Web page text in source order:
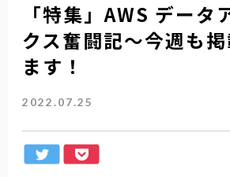
「特集」AWS データ
クス奮闘記～今週も
ます！
2022.07.25